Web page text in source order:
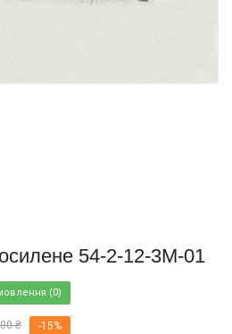
54-2-12-3М-01
(0)
₴ -15%